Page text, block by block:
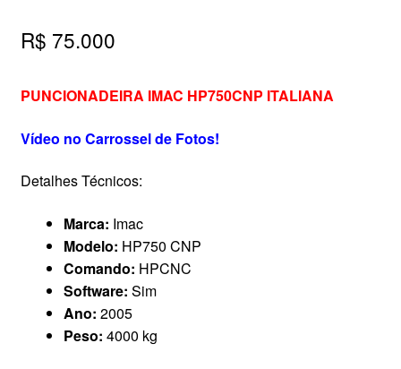
R$ 75.000
PUNCIONADEIRA IMAC HP750CNP ITALIANA
Vídeo no Carrossel de Fotos!
Detalhes Técnicos:
Marca: Imac
Modelo: HP750 CNP
Comando: HPCNC
Software: Sim
Ano: 2005
Peso: 4000 kg